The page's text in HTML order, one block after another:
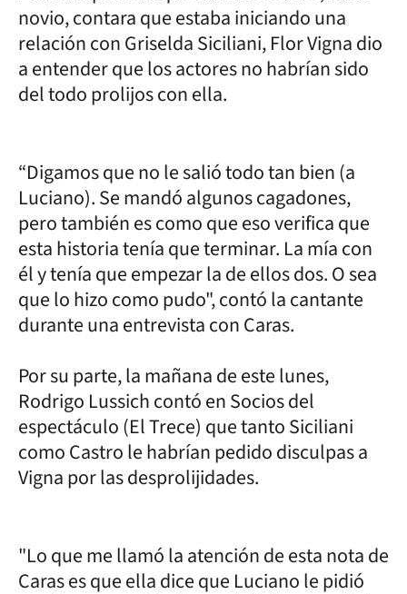
novio, contara que estaba iniciando una
relación con Griselda Siciliani, Flor Vigna dio
a entender que los actores no habrían sido
del todo prolijos con ella.
“Digamos que no le salió todo tan bien (a
Luciano). Se mandó algunos cagadones,
pero también es como que eso verifica que
esta historia tenía que terminar. La mía con
él y tenía que empezar la de ellos dos. O sea
que lo hizo como pudo", contó la cantante
durante una entrevista con Caras.
Por su parte, la mañana de este lunes,
Rodrigo Lussich contó en Socios del
espectáculo (El Trece) que tanto Siciliani
como Castro le habrían pedido disculpas a
Vigna por las desprolijidades.
"Lo que me llamó la atención de esta nota de
Caras es que ella dice que Luciano le pidió